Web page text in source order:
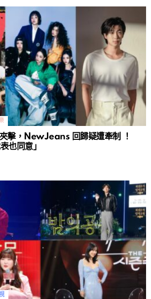
擊，NewJeans 回歸疑遭牽制 ！
也同意」